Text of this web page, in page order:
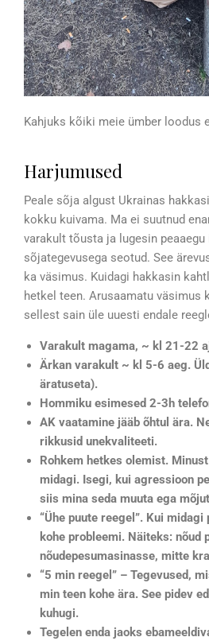
Kahjuks kõiki meie ümber loodus
Harjumused
Peale sõja algust Ukrainas
kokku kuivama. Ma ei suutnud
varakult tõusta ja lugesin
sõjategevusega seotud. See
ka väsimus. Kuidagi hakkasin
hetkel teen. Arusaamatu väsimus
sellest sain üle uuesti endale
Varakult magama, ~ kl 21-22
Ärkan varakult ~ kl 5-6 aeg.
äratuseta).
Hommiku esimesed 2-3h
AK vaatamine jääb õhtul ära.
rikkusid unekvaliteeti.
Rohkem hetkes olemist.
midagi. Isegi, kui agressioon
siis mina seda muuta ega
“Ühe puute reegel”. Kui midagi
kohe probleemi. Näiteks: nõud
nõudepesumasinasse, mitte
“5 min reegel” – Tegevused,
min teen kohe ära. See pidev
kuhugi.
Tegelen enda jaoks